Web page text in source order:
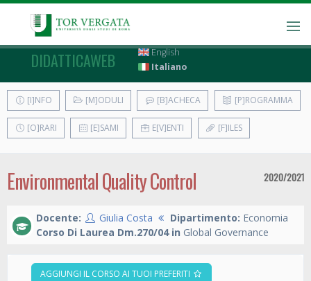
DIDATTICAWEB
English
Italiano
[I]NFO [M]ODULI [B]ACHECA [P]ROGRAMMA
[O]RARI [E]SAMI E[V]ENTI [F]ILES
Environmental Quality Control 2020/2021
Docente: Giulia Costa Dipartimento: Economia
Corso Di Laurea Dm.270/04 in Global Governance
AGGIUNGI IL CORSO AI TUOI PREFERITI